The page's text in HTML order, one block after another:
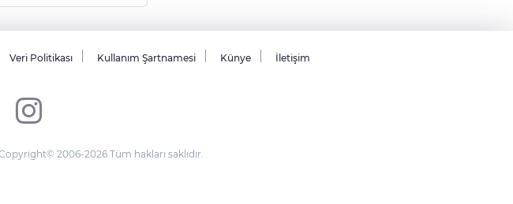
Veri Politikası Kullanım Şartnamesi Künye İletişim
2006-2026 Tüm hakları saklıdır.